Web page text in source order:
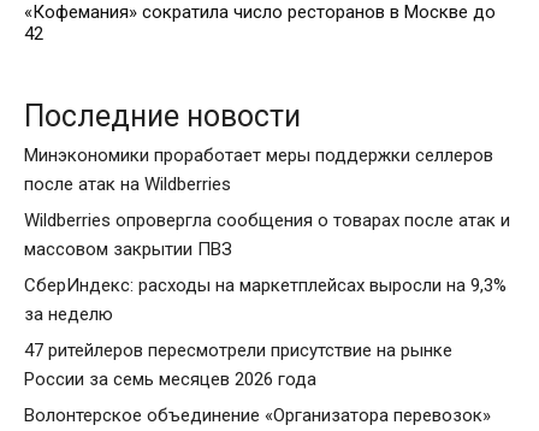
«Кофемания» сократила число ресторанов в Москве до
42
Последние новости
Минэкономики проработает меры поддержки селлеров
после атак на Wildberries
Wildberries опровергла сообщения о товарах после атак и
массовом закрытии ПВЗ
СберИндекс: расходы на маркетплейсах выросли на 9,3%
за неделю
47 ритейлеров пересмотрели присутствие на рынке
России за семь месяцев 2026 года
Волонтерское объединение «Организатора перевозок»